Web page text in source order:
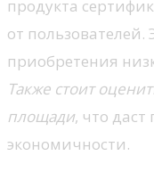
продукта
от
приобретения
Также стоит
площади, что даст
экономичности.